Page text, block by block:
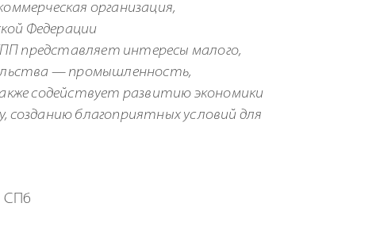
организация,
Федерации
представляет интересы малого,
— промышленность,
содействует развитию экономики
созданию благоприятных условий для